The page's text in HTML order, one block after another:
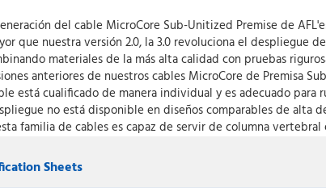
del cable MicroCore Sub-Unitized Premise de
que nuestra versión 2.0, la 3.0 revoluciona el
materiales de la más alta calidad con pruebas
anteriores de nuestros cables MicroCore de Premisa
está cualificado de manera individual y es adecuado
no está disponible en diseños comparables de alta
familia de cables es capaz de servir de columna
Sheets